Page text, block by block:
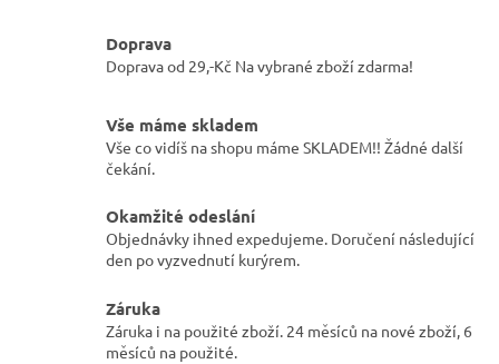
í
v
k
ý
p
i
n
í
Doprava
Doprava od 29,-Kč Na vybrané zboží zdarma!
Vše máme skladem
Vše co vidíš na shopu máme SKLADEM!! Žádné další
čekání.
Okamžité odeslání
Objednávky ihned expedujeme. Doručení následující
den po vyzvednutí kurýrem.
Záruka
Záruka i na použité zboží. 24 měsíců na nové zboží, 6
měsíců na použité.